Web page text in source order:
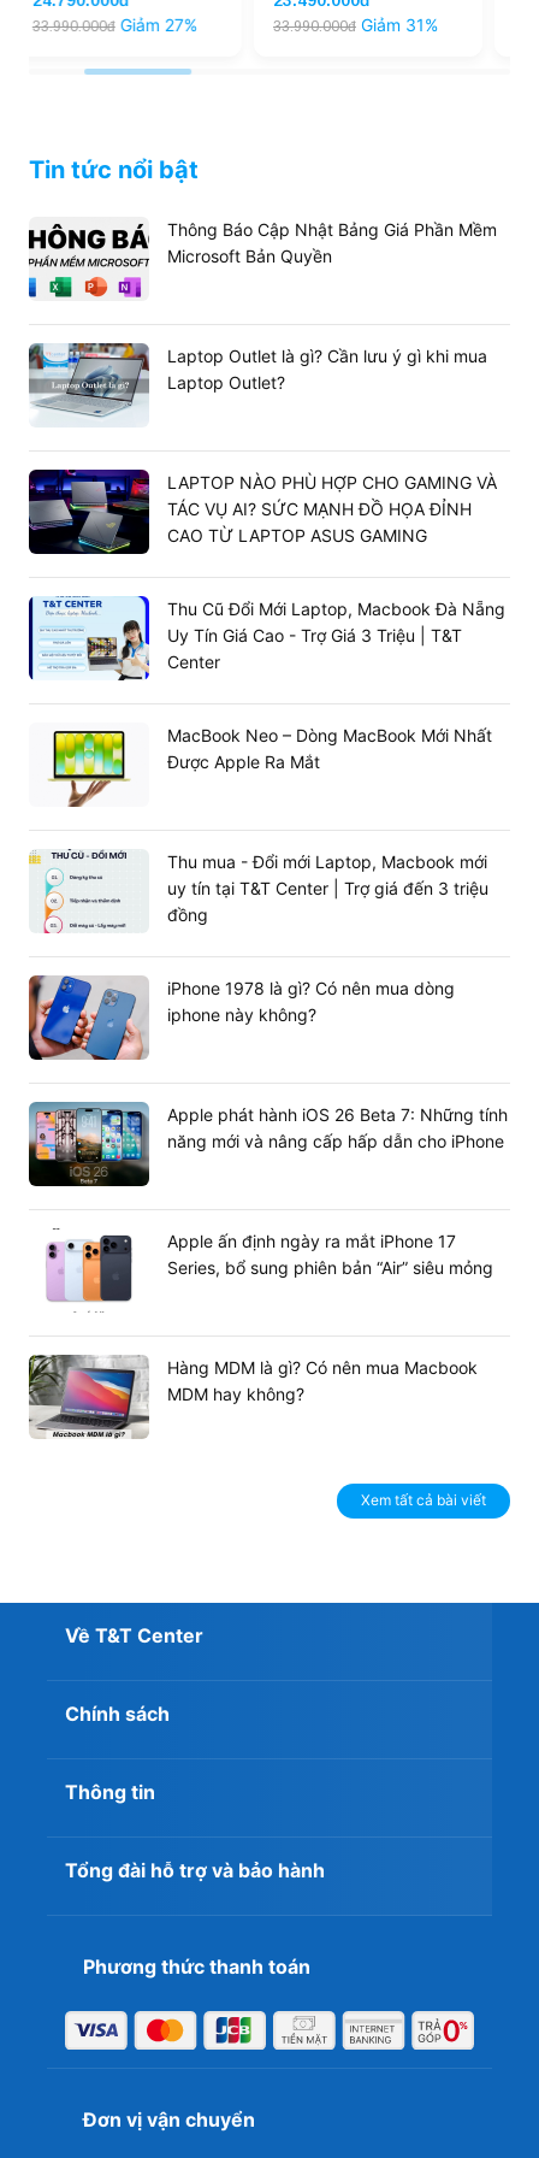
33.990.000đ Giảm 31% 30.990.000đ Giảm 26%
Tin tức nổi bật
Thông Báo Cập Nhật Bảng Giá Phần Mềm
Microsoft Bản Quyền
Laptop Outlet là gì? Cần lưu ý gì khi mua
Laptop Outlet?
LAPTOP NÀO PHÙ HỢP CHO GAMING VÀ
TÁC VỤ AI? SỨC MẠNH ĐỒ HỌA ĐỈNH
CAO TỪ LAPTOP ASUS GAMING
Thu Cũ Đổi Mới Laptop, Macbook Đà Nẵng
Uy Tín Giá Cao - Trợ Giá 3 Triệu | T&T
Center
MacBook Neo – Dòng MacBook Mới Nhất
Được Apple Ra Mắt
Thu mua - Đổi mới Laptop, Macbook mới
uy tín tại T&T Center | Trợ giá đến 3 triệu
đồng
iPhone 1978 là gì? Có nên mua dòng
iphone này không?
Apple phát hành iOS 26 Beta 7: Những tính
năng mới và nâng cấp hấp dẫn cho iPhone
Apple ấn định ngày ra mắt iPhone 17
Series, bổ sung phiên bản “Air” siêu mỏng
Hàng MDM là gì? Có nên mua Macbook
MDM hay không?
Xem tất cả bài viết
Về T&T Center
Chính sách
Thông tin
Tổng đài hỗ trợ và bảo hành
Phương thức thanh toán
Đơn vị vận chuyển